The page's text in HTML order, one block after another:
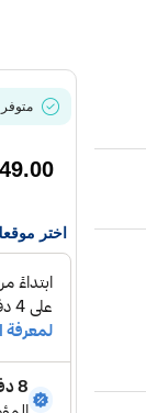
متوفر
اختر